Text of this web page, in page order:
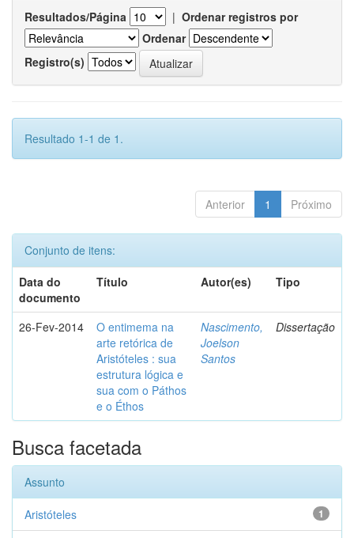
Resultados/Página | Ordenar registros por
Ordenar
Registro(s)
Resultado 1-1 de 1.
Anterior 1 Próximo
Conjunto de itens:
Data do
documento
Título Autor(es) Tipo
26-Fev-2014
O entimema na
arte retórica de
Aristóteles : sua
estrutura lógica e
sua com o Páthos
e o Éthos
Nascimento,
Joelson
Santos
Dissertação
Busca facetada
Assunto
1
Aristóteles